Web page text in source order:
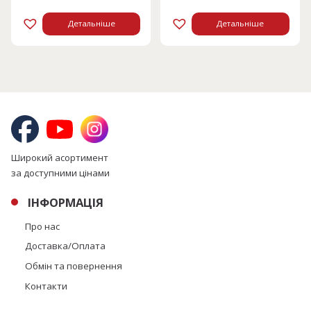
Детальніше Детальніше
Широкий асортимент
за доступними цінами
ІНФОРМАЦІЯ
Про нас
Доставка/Оплата
Обмін та повернення
Контакти